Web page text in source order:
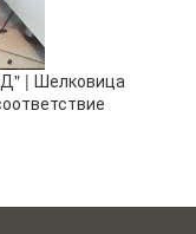
| Шелковица